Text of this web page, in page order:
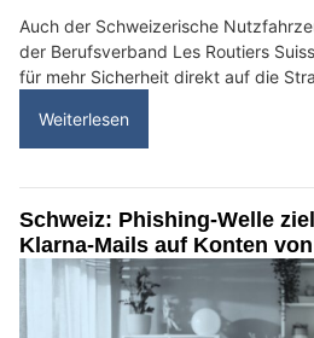
Auch der Schweizerische
der Berufsverband Les Routiers
für mehr Sicherheit direkt auf die
Weiterlesen
Schweiz: Phishing-Welle
Klarna-Mails auf Konten